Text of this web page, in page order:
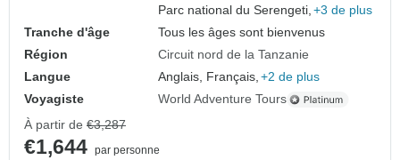
Parc national du Serengeti, +3 de plus
Tranche d'âge
Tous les âges sont bienvenus
Région
Circuit nord de la Tanzanie
Langue
Anglais, Français, +2 de plus
Voyagiste
World Adventure Tours
À partir de €3,287
€1,644 par personne